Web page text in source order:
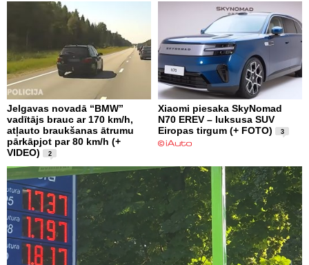
Jelgavas novadā “BMW”
vadītājs brauc ar 170 km/h,
atļauto braukšanas ātrumu
pārkāpjot par 80 km/h (+
VIDEO)
2
Xiaomi piesaka SkyNomad
N70 EREV – luksusa SUV
Eiropas tirgum (+ FOTO)
3